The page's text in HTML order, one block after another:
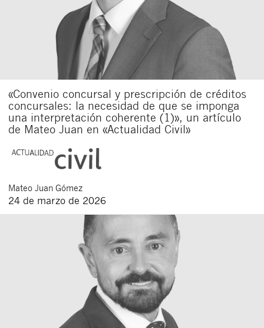
«Convenio concursal y prescripción de créditos
concursales: la necesidad de que se imponga
una interpretación coherente (1)», un artículo
de Mateo Juan en «Actualidad Civil»
Mateo Juan Gómez
24 de marzo de 2026